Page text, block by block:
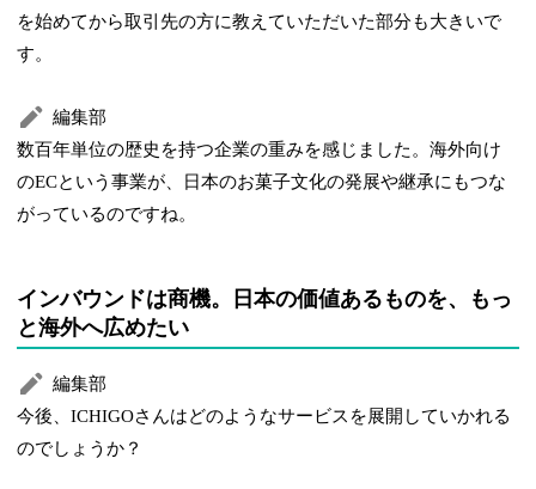
を始めてから取引先の方に教えていただいた部分も大きいで
す。
編集部
数百年単位の歴史を持つ企業の重みを感じました。海外向け
のECという事業が、日本のお菓子文化の発展や継承にもつな
がっているのですね。
インバウンドは商機。日本の価値あるものを、もっ
と海外へ広めたい
編集部
今後、ICHIGOさんはどのようなサービスを展開していかれる
のでしょうか？